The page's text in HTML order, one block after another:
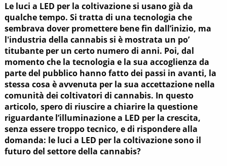
Le luci a LED per la coltivazione si usano già da
qualche tempo. Si tratta di una tecnologia che
sembrava dover promettere bene fin dall’inizio, ma
l'industria della cannabis si è mostrata un po’
titubante per un certo numero di anni. Poi, dal
momento che la tecnologia e la sua accoglienza da
parte del pubblico hanno fatto dei passi in avanti, la
stessa cosa è avvenuta per la sua accettazione nella
comunità dei coltivatori di cannabis. In questo
articolo, spero di riuscire a chiarire la questione
riguardante l’illuminazione a LED per la crescita,
senza essere troppo tecnico, e di rispondere alla
domanda: le luci a LED per la coltivazione sono il
futuro del settore della cannabis?